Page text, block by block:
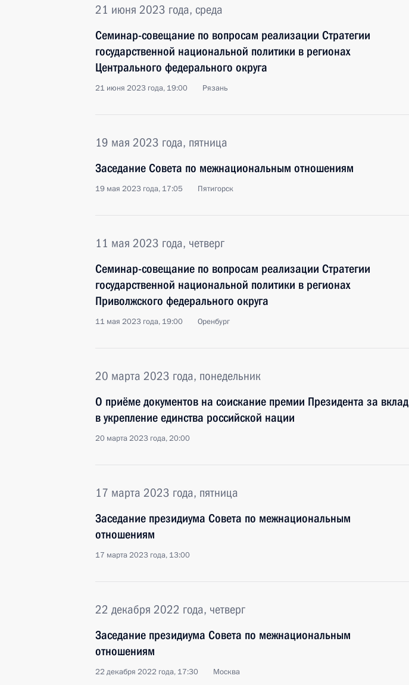
21 июня 2023 года, среда
Семинар-совещание по вопросам реализации Стратегии
государственной национальной политики в регионах
Центрального федерального округа
21 июня 2023 года, 19:00 Рязань
19 мая 2023 года, пятница
Заседание Совета по межнациональным отношениям
19 мая 2023 года, 17:05 Пятигорск
11 мая 2023 года, четверг
Семинар-совещание по вопросам реализации Стратегии
государственной национальной политики в регионах
Приволжского федерального округа
11 мая 2023 года, 19:00 Оренбург
20 марта 2023 года, понедельник
О приёме документов на соискание премии Президента за вклад
в укрепление единства российской нации
20 марта 2023 года, 20:00
17 марта 2023 года, пятница
Заседание президиума Совета по межнациональным
отношениям
17 марта 2023 года, 13:00
22 декабря 2022 года, четверг
Заседание президиума Совета по межнациональным
отношениям
22 декабря 2022 года, 17:30 Москва